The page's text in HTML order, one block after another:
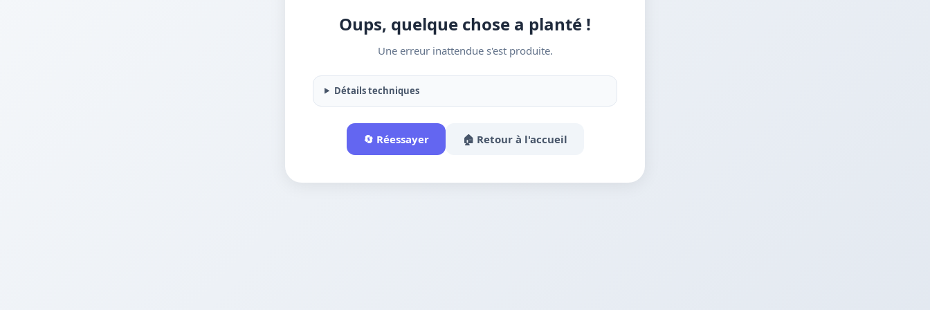
Oups, quelque chose a planté !
Une erreur inattendue s'est produite.
Détails techniques
🔄 Réessayer 🏠 Retour à l'accueil